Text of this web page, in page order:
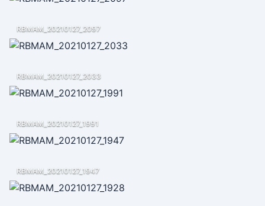
RBMAM_20210127_2097
RBMAM_20210127_2033
RBMAM_20210127_1991
RBMAM_20210127_1947